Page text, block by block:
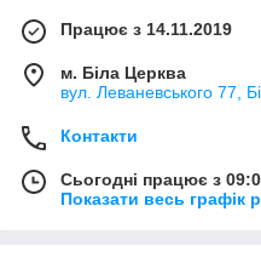
Працює з 14.11.2019
м. Біла Церква
вул. Леваневського 77,
Контакти
Сьогодні працює з
Показати весь графік